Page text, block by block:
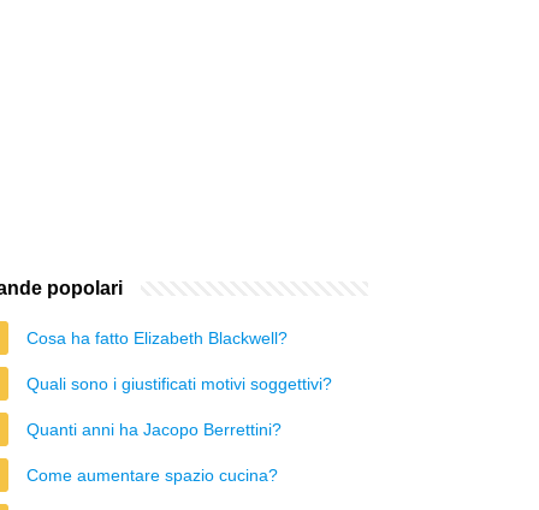
popolari
Cosa ha fatto Elizabeth Blackwell?
Quali sono i giustificati motivi soggettivi?
Quanti anni ha Jacopo Berrettini?
Come aumentare spazio cucina?